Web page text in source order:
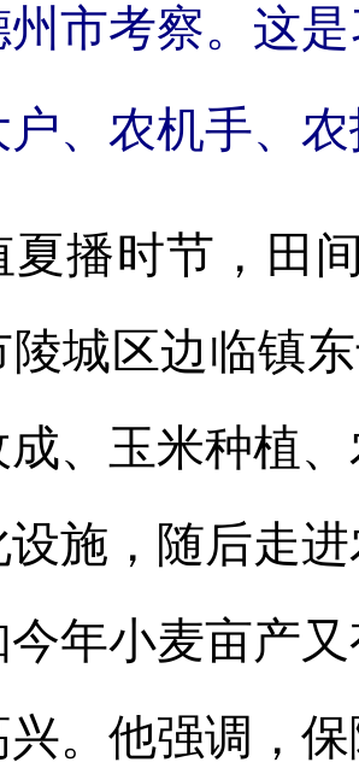
州市考察。这
户、农机手、
时节，田间
城区边临镇
、玉米种植
施，随后走
年小麦亩产
。他强调，